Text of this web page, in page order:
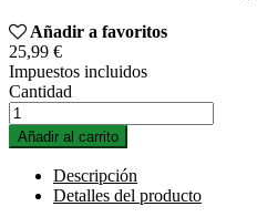
Añadir a favoritos
25,99 €
Impuestos incluidos
Cantidad
Añadir al carrito
Descripción
Detalles del producto